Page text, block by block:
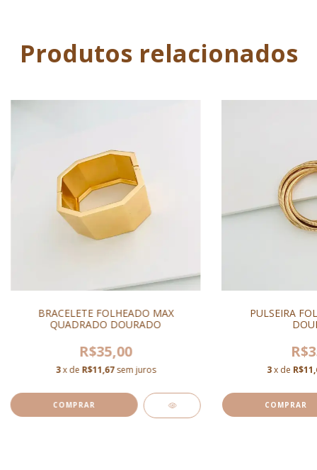
Produtos relacionados
BRACELETE FOLHEADO MAX
QUADRADO DOURADO
R$35,00
3x de R$11,67 sem juros
PULSEIRA
3x de